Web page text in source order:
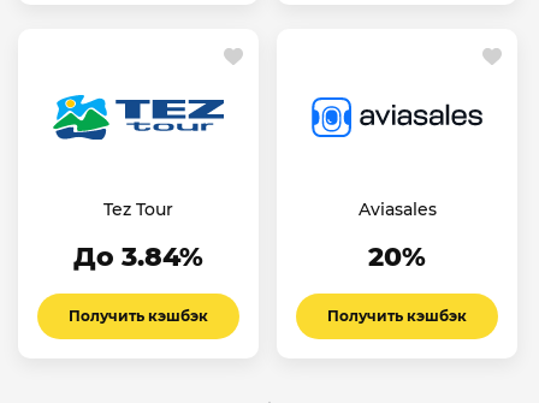
Tez Tour
До 3.84%
Получить кэшбэк
Aviasales
20%
Получить кэшбэк